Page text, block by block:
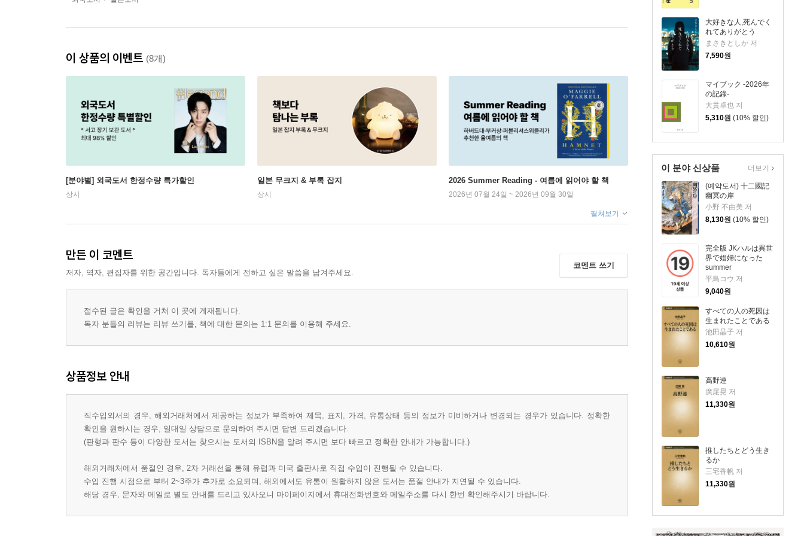
大好きな人,死んでく
れてありがとう
まさきとしか 저
7,590원
マイブック -2026年
の記錄-
大貫卓也 저
5,310원 (10% 할인)
이 분야 신상품
(예약도서) 十二國記
幽冥の岸
小野 不由美 저
8,130원 (10% 할인)
完全版 JKハルは異世
界で娼婦になった
summer
平鳥コウ 저
9,040원
すべての人の死因は
生まれたことである
池田晶子 저
10,610원
高野連
廣尾晃 저
11,330원
推したちとどう生き
るか
三宅香帆 저
11,330원
더보기
이 상품의 이벤트 (8개)
[분야별] 외국도서 한정수량 특가할인
상시
일본 무크지 & 부록 잡지
상시
2026 Summer Reading - 여름에 읽어야 할 책
2026년 07월 24일 ~ 2026년 09월 30일
펼쳐보기
만든 이 코멘트
저자, 역자, 편집자를 위한 공간입니다. 독자들에게 전하고 싶은 말씀을 남겨주세요.
코멘트 쓰기
접수된 글은 확인을 거쳐 이 곳에 게재됩니다.
독자 분들의 리뷰는 리뷰 쓰기를, 책에 대한 문의는 1:1 문의를 이용해 주세요.
상품정보 안내
직수입외서의 경우, 해외거래처에서 제공하는 정보가 부족하여 제목, 표지, 가격, 유통상태 등의 정보가 미비하거나 변경되는 경우가 있습니다. 정확한
확인을 원하시는 경우, 일대일 상담으로 문의하여 주시면 답변 드리겠습니다.
(판형과 판수 등이 다양한 도서는 찾으시는 도서의 ISBN을 알려 주시면 보다 빠르고 정확한 안내가 가능합니다.)
해외거래처에서 품절인 경우, 2차 거래선을 통해 유럽과 미국 출판사로 직접 수입이 진행될 수 있습니다.
수입 진행 시점으로 부터 2~3주가 추가로 소요되며, 해외에서도 유통이 원활하지 않은 도서는 품절 안내가 지연될 수 있습니다.
해당 경우, 문자와 메일로 별도 안내를 드리고 있사오니 마이페이지에서 휴대전화번호와 메일주소를 다시 한번 확인해주시기 바랍니다.